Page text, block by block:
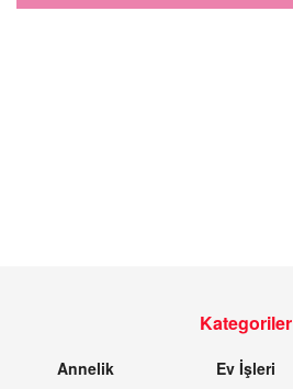
Kategoriler
Annelik
Ev İşleri